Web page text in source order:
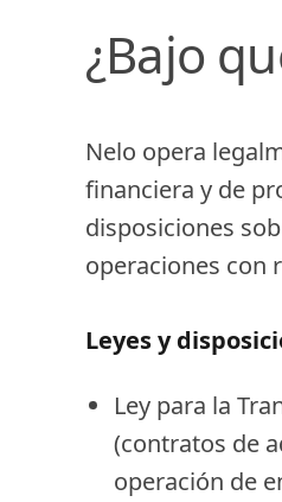
¿Bajo
Nelo opera
financiera y de
disposiciones
operaciones con
Leyes y
Ley para la
(contratos de
operación de